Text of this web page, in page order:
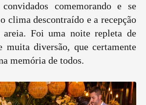
comemorando e se
clima descontraído e a recepção
areia. Foi uma noite repleta de
muita diversão, que certamente
memória de todos.